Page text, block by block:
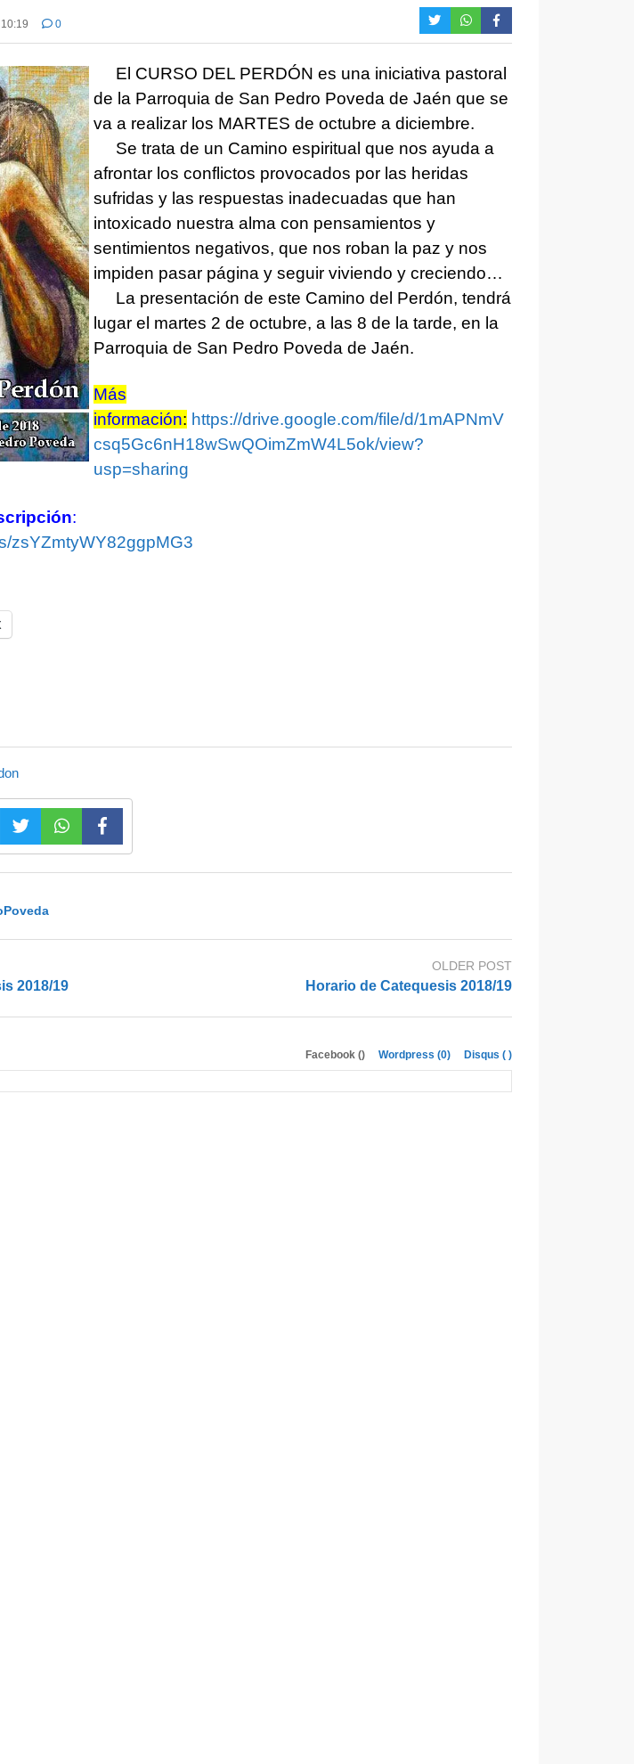
0
El CURSO DEL PERDÓN es una iniciativa pastoral
de la Parroquia de San Pedro Poveda de Jaén que se
va a realizar los MARTES de octubre a diciembre.
Se trata de un Camino espiritual que nos ayuda a
afrontar los conflictos provocados por las heridas
sufridas y las respuestas inadecuadas que han
intoxicado nuestra alma con pensamientos y
sentimientos negativos, que nos roban la paz y nos
impiden pasar página y seguir viviendo y creciendo…
La presentación de este Camino del Perdón, tendrá
lugar el martes 2 de octubre, a las 8 de la tarde, en la
Parroquia de San Pedro Poveda de Jaén.
Más
información: https://drive.google.com/file/d/1mAPNmV
csq5Gc6nH18wSwQOimZmW4L5ok/view?
usp=sharing
:
zsYZmtyWY82ggpMG3
2018/19
OLDER POST
Horario de Catequesis 2018/19
Facebook () Wordpress (0) Disqus ( )